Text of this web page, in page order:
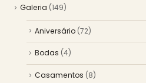
Galeria (149)
Aniversário (72)
Bodas (4)
Casamentos (8)